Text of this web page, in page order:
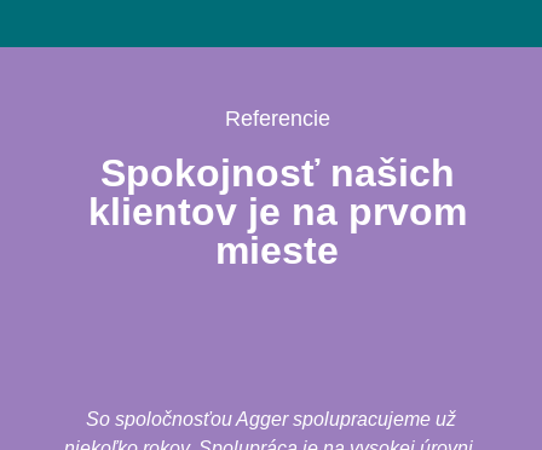
Referencie
Spokojnosť našich
klientov je na prvom
mieste
So spoločnosťou Agger spolupracujeme už